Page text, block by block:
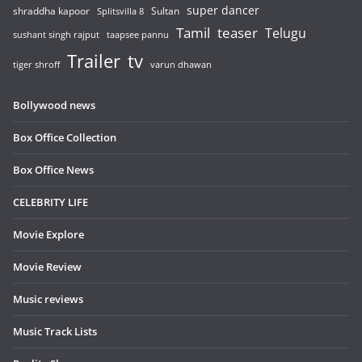
shraddha kapoor Splitsvilla 8 Sultan super dancer
sushant singh rajput taapsee pannu Tamil teaser Telugu
tiger shroff Trailer tv varun dhawan
Bollywood news
Box Office Collection
Box Office News
CELEBRITY LIFE
Movie Explore
Movie Review
Music reviews
Music Track Lists